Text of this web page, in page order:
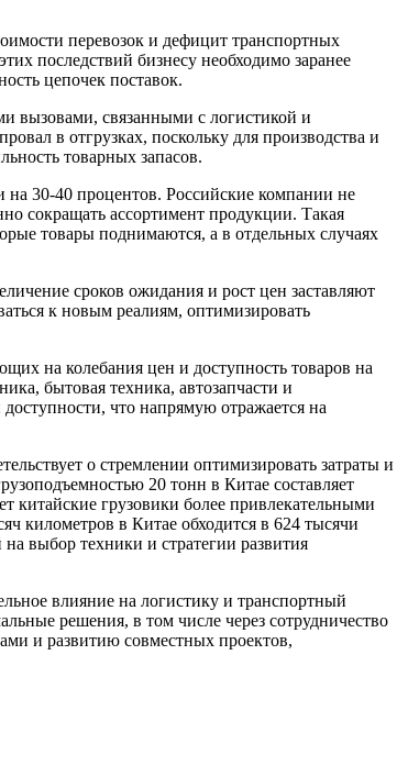
перевозок и дефицит транспортных
последствий бизнесу необходимо заранее
цепочек поставок.
вызовами, связанными с логистикой и
в отгрузках, поскольку для производства и
товарных запасов.
на 30-40 процентов. Российские компании не
сокращать ассортимент продукции. Такая
товары поднимаются, а в отдельных случаях
сроков ожидания и рост цен заставляют
к новым реалиям, оптимизировать
на колебания цен и доступность товаров на
бытовая техника, автозапчасти и
что напрямую отражается на
о стремлении оптимизировать затраты и
20 тонн в Китае составляет
китайские грузовики более привлекательными
километров в Китае обходится в 624 тысячи
выбор техники и стратегии развития
влияние на логистику и транспортный
решения, в том числе через сотрудничество
и развитию совместных проектов,